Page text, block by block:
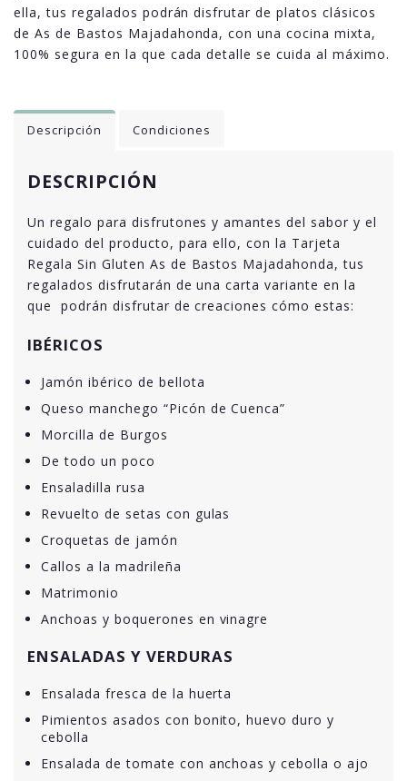
ella, tus regalados podrán disfrutar de platos clásicos
de As de Bastos Majadahonda, con una cocina mixta,
100% segura en la que cada detalle se cuida al máximo.
Descripción Condiciones
DESCRIPCIÓN
Un regalo para disfrutones y amantes del sabor y el
cuidado del producto, para ello, con la Tarjeta
Regala Sin Gluten As de Bastos Majadahonda, tus
regalados disfrutarán de una carta variante en la
que podrán disfrutar de creaciones cómo estas:
IBÉRICOS
Jamón ibérico de bellota
Queso manchego “Picón de Cuenca”
Morcilla de Burgos
De todo un poco
Ensaladilla rusa
Revuelto de setas con gulas
Croquetas de jamón
Callos a la madrileña
Matrimonio
Anchoas y boquerones en vinagre
ENSALADAS Y VERDURAS
Ensalada fresca de la huerta
Pimientos asados con bonito, huevo duro y
cebolla
Ensalada de tomate con anchoas y cebolla o ajo